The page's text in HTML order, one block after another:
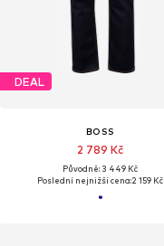
DEAL
BOSS
2 789 Kč
Původně: 3 449 Kč
Poslední nejnižší cena:2 159 Kč